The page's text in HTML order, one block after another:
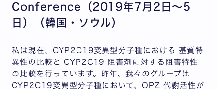
Conference（2019年7月2日～5
日）（韓国・ソウル）
私は現在、CYP2C19変異型分子種における 基質特
異性の比較と CYP2C19 阻害剤に対する阻害特性
の比較を行っています。昨年、我々のグループは
CYP2C19変異型分子種において、OPZ 代謝活性が